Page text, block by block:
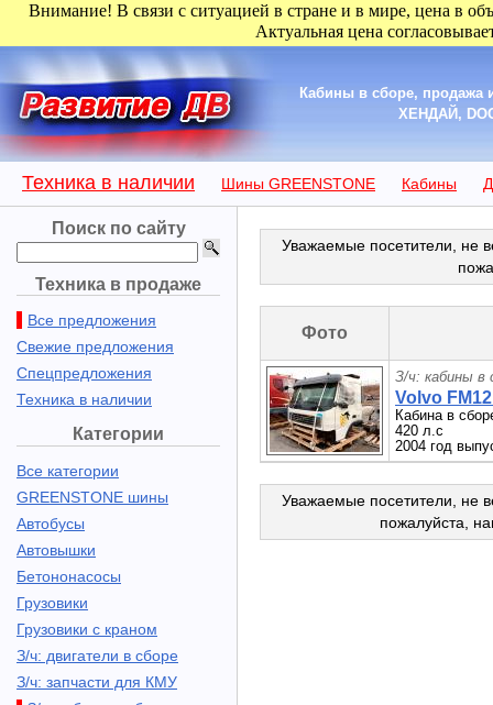
Внимание! В связи с ситуацией в стране и в мире, цена в
Актуальная цена
Кабины в сборе, продажа
ХЕНДАЙ,
Техника в наличии Шины GREENSTONE Кабины
Поиск по сайту
Техника в продаже
Все предложения
Свежие предложения
Спецпредложения
Техника в наличии
Категории
Все категории
GREENSTONE шины
Автобусы
Автовышки
Бетононасосы
Грузовики
Грузовики с краном
З/ч: двигатели в сборе
З/ч: запчасти для КМУ
Уважаемые посетители, не
Фото
З/ч: кабины в
Volvo
Кабина в
420 л.с
2004 год
Уважаемые посетители, не
пожалуйста,